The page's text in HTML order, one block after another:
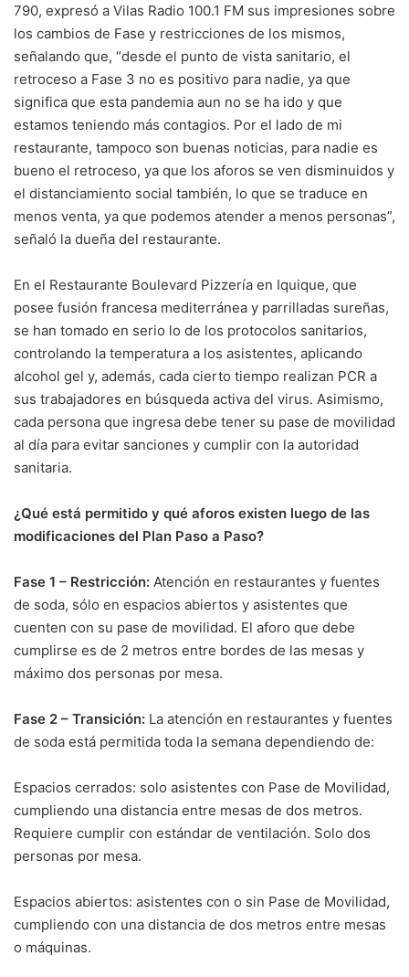
790, expresó a Vilas Radio 100.1 FM sus impresiones sobre
los cambios de Fase y restricciones de los mismos,
señalando que, “desde el punto de vista sanitario, el
retroceso a Fase 3 no es positivo para nadie, ya que
significa que esta pandemia aun no se ha ido y que
estamos teniendo más contagios. Por el lado de mi
restaurante, tampoco son buenas noticias, para nadie es
bueno el retroceso, ya que los aforos se ven disminuidos y
el distanciamiento social también, lo que se traduce en
menos venta, ya que podemos atender a menos personas”,
señaló la dueña del restaurante.
En el Restaurante Boulevard Pizzería en Iquique, que
posee fusión francesa mediterránea y parrilladas sureñas,
se han tomado en serio lo de los protocolos sanitarios,
controlando la temperatura a los asistentes, aplicando
alcohol gel y, además, cada cierto tiempo realizan PCR a
sus trabajadores en búsqueda activa del virus. Asimismo,
cada persona que ingresa debe tener su pase de movilidad
al día para evitar sanciones y cumplir con la autoridad
sanitaria.
¿Qué está permitido y qué aforos existen luego de las
modificaciones del Plan Paso a Paso?
Fase 1 – Restricción: Atención en restaurantes y fuentes
de soda, sólo en espacios abiertos y asistentes que
cuenten con su pase de movilidad. El aforo que debe
cumplirse es de 2 metros entre bordes de las mesas y
máximo dos personas por mesa.
Fase 2 – Transición: La atención en restaurantes y fuentes
de soda está permitida toda la semana dependiendo de:
Espacios cerrados: solo asistentes con Pase de Movilidad,
cumpliendo una distancia entre mesas de dos metros.
Requiere cumplir con estándar de ventilación. Solo dos
personas por mesa.
Espacios abiertos: asistentes con o sin Pase de Movilidad,
cumpliendo con una distancia de dos metros entre mesas
o máquinas.